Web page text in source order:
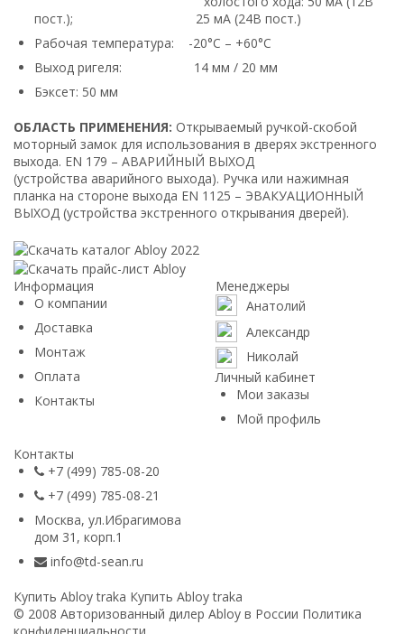
пост.); 25 мА (24В пост.)
Рабочая температура: -20°С – +60°С
Выход ригеля: 14 мм / 20 мм
Бэксет: 50 мм
ОБЛАСТЬ ПРИМЕНЕНИЯ: Открываемый ручкой-скобой
моторный замок для использования в дверях экстренного
выхода. EN 179 – АВАРИЙНЫЙ ВЫХОД
(устройства аварийного выхода). Ручка или нажимная
планка на стороне выхода EN 1125 – ЭВАКУАЦИОННЫЙ
ВЫХОД (устройства экстренного открывания дверей).
Информация
О компании
Доставка
Монтаж
Оплата
Контакты
Менеджеры
Анатолий
Александр
Николай
Личный кабинет
Мои заказы
Мой профиль
Контакты
+7 (499) 785-08-20
+7 (499) 785-08-21
Москва, ул.Ибрагимова
дом 31, корп.1
info@td-sean.ru
Купить Abloy traka Купить Abloy traka
© 2008 Авторизованный дилер Abloy в России Политика